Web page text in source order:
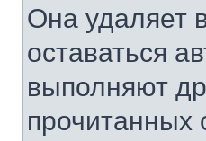
Она удаляет
оставаться
выполняют
прочитанных